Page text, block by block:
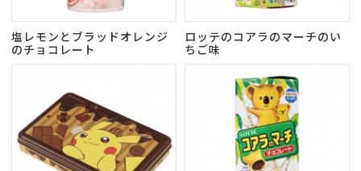
塩レモンとブラッドオレンジ
のチョコレート
ロッテのコアラのマーチのい
ちご味